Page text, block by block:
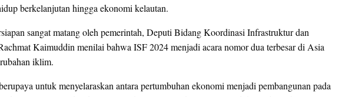
berkelanjutan hingga ekonomi kelautan.
sangat matang oleh pemerintah, Deputi Bidang Koordinasi Infrastruktur dan
Kaimuddin menilai bahwa ISF 2024 menjadi acara nomor dua terbesar di Asia
iklim.
untuk menyelaraskan antara pertumbuhan ekonomi menjadi pembangunan pada